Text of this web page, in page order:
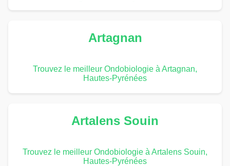
Artagnan
Trouvez le meilleur Ondobiologie à Artagnan,
Hautes-Pyrénées
Artalens Souin
Trouvez le meilleur Ondobiologie à Artalens Souin,
Hautes-Pyrénées